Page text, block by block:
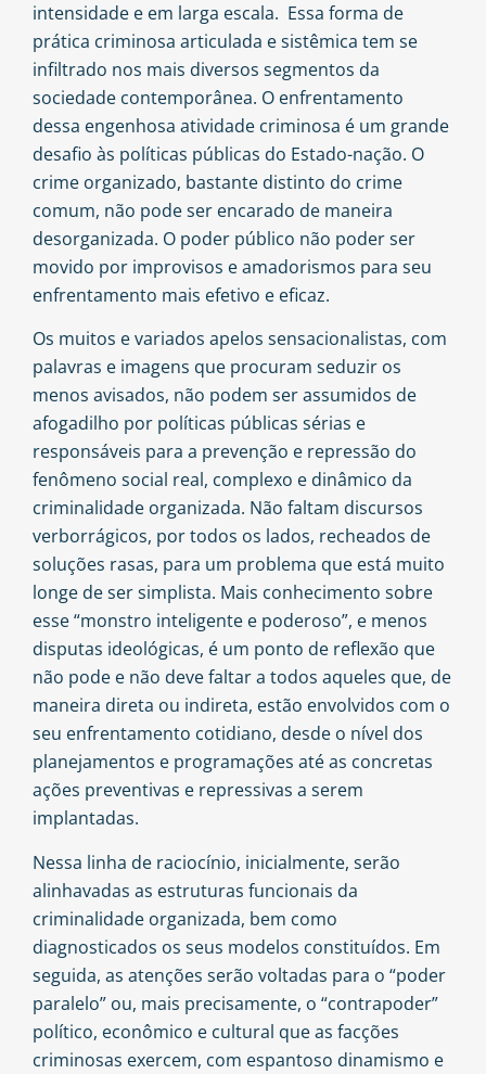
intensidade e em larga escala. Essa forma de
prática criminosa articulada e sistêmica tem se
infiltrado nos mais diversos segmentos da
sociedade contemporânea. O enfrentamento
dessa engenhosa atividade criminosa é um grande
desafio às políticas públicas do Estado-nação. O
crime organizado, bastante distinto do crime
comum, não pode ser encarado de maneira
desorganizada. O poder público não poder ser
movido por improvisos e amadorismos para seu
enfrentamento mais efetivo e eficaz.
Os muitos e variados apelos sensacionalistas, com
palavras e imagens que procuram seduzir os
menos avisados, não podem ser assumidos de
afogadilho por políticas públicas sérias e
responsáveis para a prevenção e repressão do
fenômeno social real, complexo e dinâmico da
criminalidade organizada. Não faltam discursos
verborrágicos, por todos os lados, recheados de
soluções rasas, para um problema que está muito
longe de ser simplista. Mais conhecimento sobre
esse “monstro inteligente e poderoso”, e menos
disputas ideológicas, é um ponto de reflexão que
não pode e não deve faltar a todos aqueles que, de
maneira direta ou indireta, estão envolvidos com o
seu enfrentamento cotidiano, desde o nível dos
planejamentos e programações até as concretas
ações preventivas e repressivas a serem
implantadas.
Nessa linha de raciocínio, inicialmente, serão
alinhavadas as estruturas funcionais da
criminalidade organizada, bem como
diagnosticados os seus modelos constituídos. Em
seguida, as atenções serão voltadas para o “poder
paralelo” ou, mais precisamente, o “contrapoder”
político, econômico e cultural que as facções
criminosas exercem, com espantoso dinamismo e